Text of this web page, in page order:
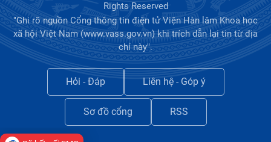
Rights Reserved
"Ghi rõ nguồn Cổng thông tin điện tử Viện Hàn lâm Khoa học
xã hội Việt Nam (www.vass.gov.vn) khi trích dẫn lại tin từ địa
chỉ này".
Hỏi - Đáp Liên hệ - Góp ý
Sơ đồ cổng RSS